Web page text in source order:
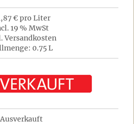
€ pro Liter
19 % MwSt
Versandkosten
0.75 L
Ausverkauft